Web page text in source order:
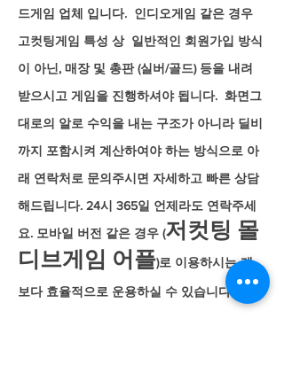
드게임 업체 입니다. ​ 인디오게임 같은 경우
고컷팅게임 특성 상 일반적인 회원가입 방식
이 아닌, 매장 및 총판 (실버/골드) 등을 내려
받으시고 게임을 진행하셔야 됩니다. 화면그
대로의 알로 수익을 내는 구조가 아니라 딜비
까지 포함시켜 계산하여야 하는 방식으로 아
래 연락처로 문의주시면 자세하고 빠른 상담
해드립니다. 24시 365일 언제라도 연락주세
요. 모바일 버전 같은 경우 (저컷팅 몰
디브게임 어플)로 이용하시는 게
보다 효율적으로 운용하실 수 있습니다.